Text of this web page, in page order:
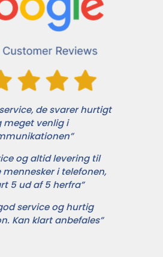
de svarer hurtigt
meget venlig i
og altid levering til
mennesker i telefonen,
5 ud af 5 herfra”
service og hurtig
Kan klart anbefales”